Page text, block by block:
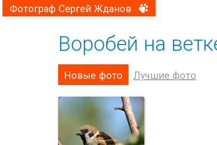
Фотограф Сергей Жданов
Воробей на
Новые фото Лучшие фото